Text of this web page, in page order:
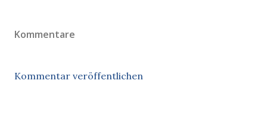
Kommentare
Kommentar veröffentlichen